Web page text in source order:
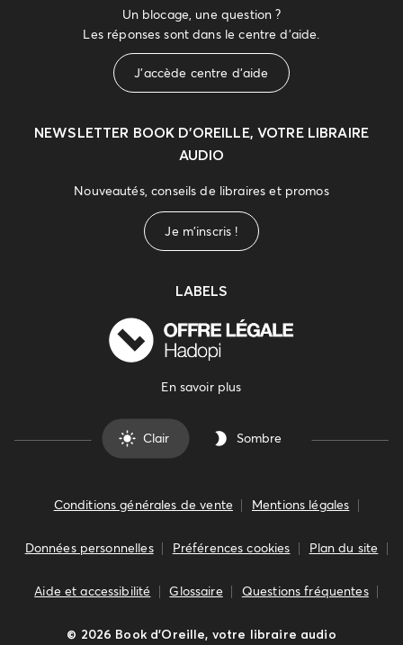
Un blocage, une question ?
Les réponses sont dans le centre d'aide.
J'accède centre d'aide
NEWSLETTER BOOK D’OREILLE, VOTRE LIBRAIRE
AUDIO
Nouveautés, conseils de libraires et promos
Je m'inscris !
LABELS
En savoir plus
Clair Sombre
Conditions générales de vente Mentions légales
Données personnelles Préférences cookies Plan du site
Aide et accessibilité Glossaire Questions fréquentes
© 2026 Book d’Oreille, votre libraire audio